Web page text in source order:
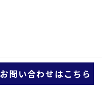
お問い合わせはこちら